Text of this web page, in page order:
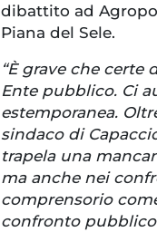
dibattito ad
Piana del Sele.
“È grave che
Ente pubblico. Ci
estemporanea.
sindaco di
trapela una
ma anche nei
comprensorio
confronto